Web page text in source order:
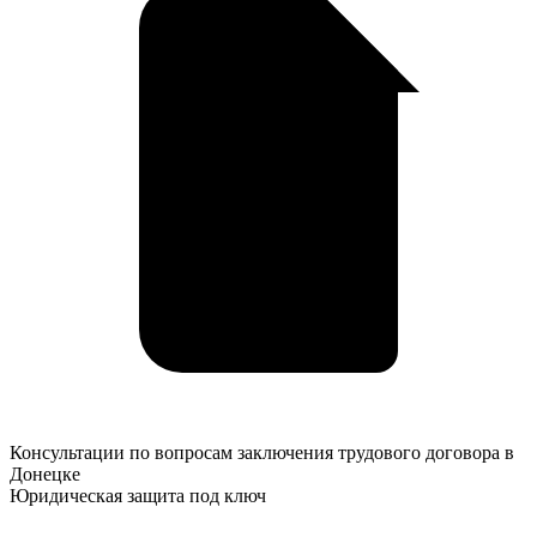
Консультации
по
вопросам
Консультации по вопросам заключения трудового договора в
Донецке
Юридическая защита под ключ